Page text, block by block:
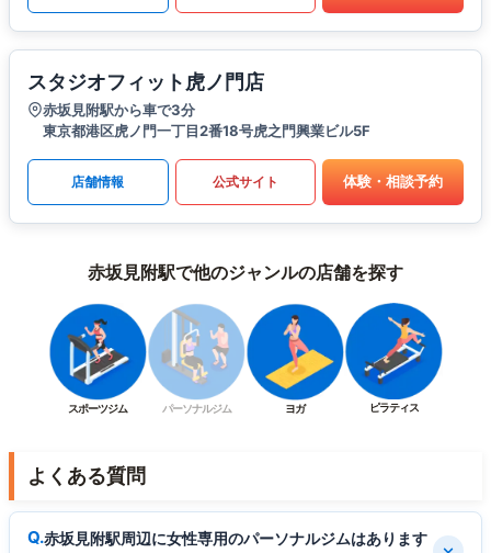
スタジオフィット虎ノ門店
赤坂見附駅から車で3分
東京都港区虎ノ門一丁目2番18号虎之門興業ビル5F
店舗情報 公式サイト 体験・相談予約
赤坂見附駅で他のジャンルの店舗を探す
スポーツジム パーソナルジム ヨガ ピラティス
よくある質問
赤坂見附駅周辺に女性専用のパーソナルジムはあります